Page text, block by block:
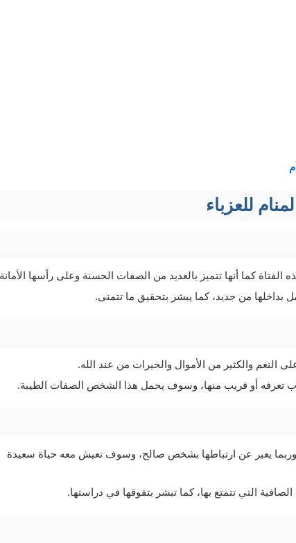
للعزباء
كما أنها تتميز بالعديد من الصفات الحسنة وعلى رأسها
بداخلها من جديد، كما يبشر بتحقيق ما تتمنى.
النعم والكثير من الأموال والخيرات من عند الله.
تعرفه أو قريب منها، وسوف يحمل هذا الشخص الصفات الطيبة.
يعبر عن ارتباطها بشخص صالح، وسوف تعيش معه حياة سعيدة
التي تتمتع بها، كما تبشر بتفوقها في دراستها.